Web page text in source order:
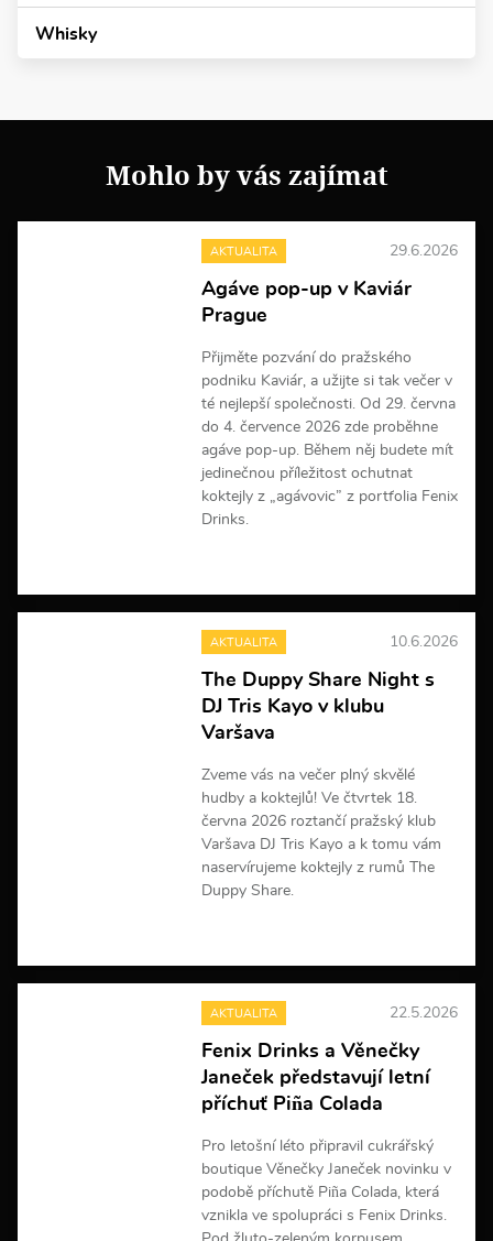
Whisky
Mohlo by vás zajímat
AKTUALITA 29.6.2026
Agáve pop-up v Kaviár
Prague
Přijměte pozvání do pražského
podniku Kaviár, a užijte si tak večer v
té nejlepší společnosti. Od 29. června
do 4. července 2026 zde proběhne
agáve pop-up. Během něj budete mít
jedinečnou příležitost ochutnat
koktejly z „agávovic” z portfolia Fenix
Drinks.
e
i
f
o
r
c
í
AKTUALITA 10.6.2026
The Duppy Share Night s
DJ Tris Kayo v klubu
Varšava
Zveme vás na večer plný skvělé
hudby a koktejlů! Ve čtvrtek 18.
června 2026 roztančí pražský klub
Varšava DJ Tris Kayo a k tomu vám
naservírujeme koktejly z rumů The
Duppy Share.
e
i
f
o
r
c
í
AKTUALITA 22.5.2026
Fenix Drinks a Věnečky
Janeček představují letní
příchuť Piña Colada
Pro letošní léto připravil cukrářský
boutique Věnečky Janeček novinku v
podobě příchutě Piña Colada, která
vznikla ve spolupráci s Fenix Drinks.